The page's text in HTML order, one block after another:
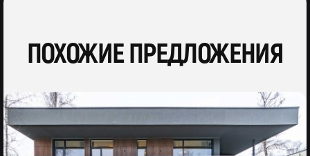
ПОХОЖИЕ ПРЕДЛОЖЕНИЯ